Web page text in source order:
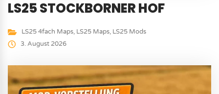
LS25 STOCKBORNER HOF
LS25 4fach Maps, LS25 Maps, LS25 Mods
3. August 2026